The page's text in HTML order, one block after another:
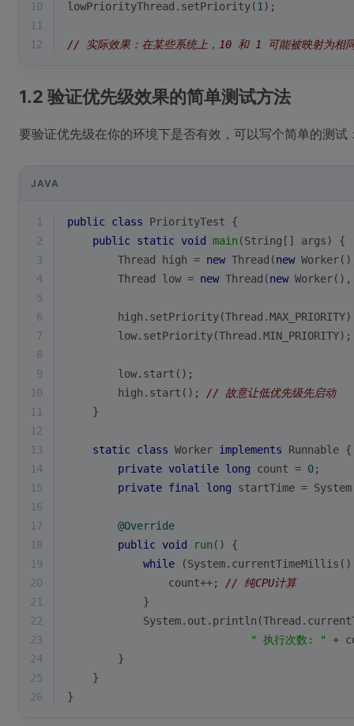
10
lowPriorityThread.setPriority(1 );
11
12
// 实际效果：在某些系统上，10 和 1 可能被映射为相
1.2 验证优先级效果的简单测试方法
要验证优先级在你的环境下是否有效，可以写个简单的测试
JAVA
1 public class PriorityTest
{
2
public static void main(String[] args)
{
3
        Thread high =
new Thread(new
4
        Thread low =
new Thread(new
5
6
7
        low.setPriority(Thread.MIN_PRIORITY);
8
9
        low.start();
10
        high.start();
// 故意让低优先级先启动
11
    }
12
13
static class Worker implements Runnable {
14
private volatile long count = 0;
15
private final long startTime =
16
17
@Override
18
public void run()
{
19
while
20
                count++;
// 纯CPU计算
21
            }
22
23
" 执行次数: "
+
24
        }
25
    }
26
}